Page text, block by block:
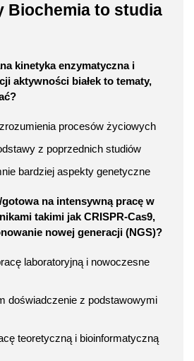
Biochemia to studia
kinetyka enzymatyczna i
aktywności białek to tematy,
procesów życiowych
z poprzednich studiów
bardziej aspekty genetyczne
na intensywną pracę w
takimi jak CRISPR-Cas9,
nowej generacji (NGS)?
laboratoryjną i nowoczesne
doświadczenie z podstawowymi
teoretyczną i bioinformatyczną